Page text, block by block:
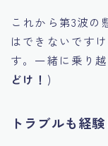
これから第3波の
はできないです
す。一緒に乗り
どけ！ )
トラブルも経